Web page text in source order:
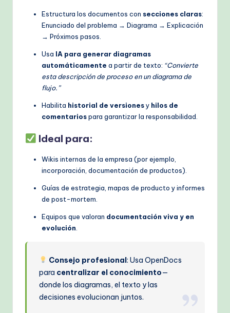
Estructura los documentos con secciones claras:
Enunciado del problema → Diagrama → Explicación
→ Próximos pasos.
Usa IA para generar diagramas
automáticamente a partir de texto: “Convierte
esta descripción de proceso en un diagrama de
flujo.”
Habilita historial de versionesy hilos de
comentariospara garantizar la responsabilidad.
Ideal para:
Wikis internas de la empresa (por ejemplo,
incorporación, documentación de productos).
Guías de estrategia, mapas de producto y informes
de post-mortem.
Equipos que valoran documentación viva y en
evolución
Consejo profesional: Usa OpenDocs
para centralizar el conocimiento—
donde los diagramas, el texto y las
decisiones evolucionan juntos.